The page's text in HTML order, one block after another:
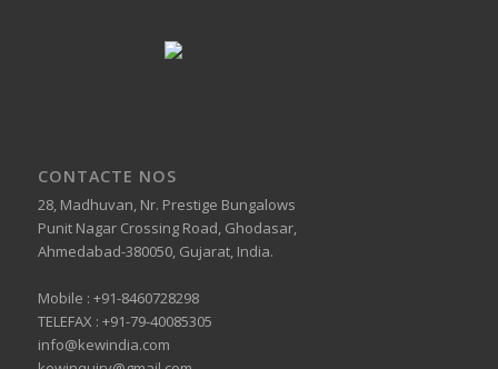
CONTACTE NOS
28, Madhuvan, Nr. Prestige Bungalows
Punit Nagar Crossing Road, Ghodasar,
Ahmedabad-380050, Gujarat, India.
Mobile : +91-8460728298
TELEFAX : +91-79-40085305
info@kewindia.com